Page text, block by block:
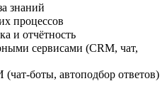
знаний
процессов
и отчётность
сервисами (CRM, чат,
автоподбор ответов)